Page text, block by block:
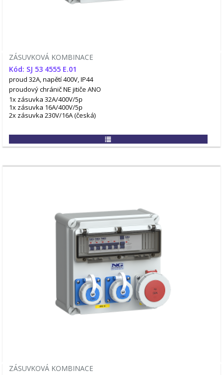
ZÁSUVKOVÁ KOMBINACE
Kód: SJ 53 4555 E.01
proud 32A, napětí 400V, IP44
proudový chránič NE jitiče ANO
1x zásuvka 32A/400V/5p
1x zásuvka 16A/400V/5p
2x zásuvka 230V/16A (česká)
ZÁSUVKOVÁ KOMBINACE